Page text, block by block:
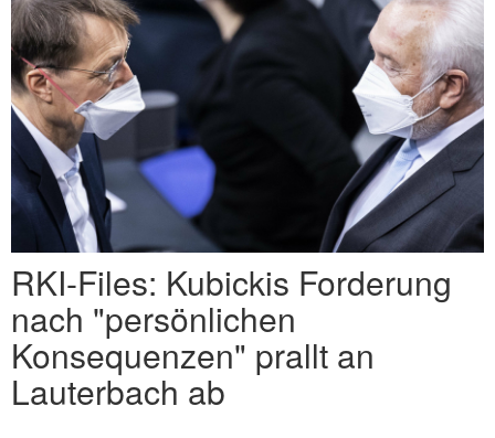
RKI-Files: Kubickis Forderung
nach "persönlichen
Konsequenzen" prallt an
Lauterbach ab